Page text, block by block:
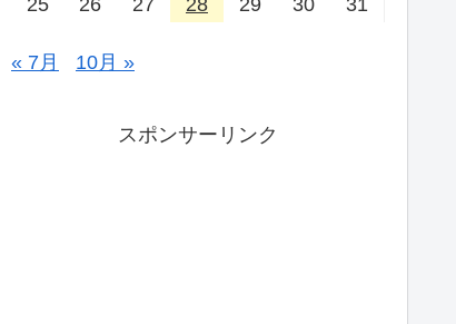
25
26 27 28 29 30 31
« 7月 10月 »
スポンサーリンク